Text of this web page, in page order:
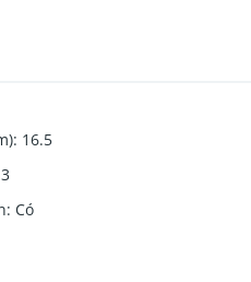
: 16.5
3
: Có